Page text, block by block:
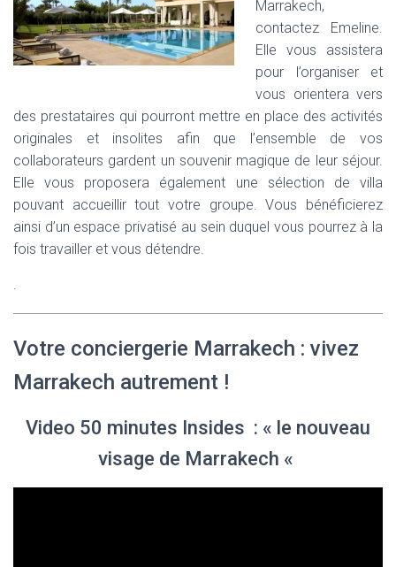
Marrakech,
contactez Emeline.
Elle vous assistera
pour l’organiser et
vous orientera vers
des prestataires qui pourront mettre en place des activités
originales et insolites afin que l’ensemble de vos
collaborateurs gardent un souvenir magique de leur séjour.
Elle vous proposera également une sélection de villa
pouvant accueillir tout votre groupe. Vous bénéficierez
ainsi d’un espace privatisé au sein duquel vous pourrez à la
fois travailler et vous détendre.
.
Votre conciergerie Marrakech : vivez
Marrakech autrement !
Video 50 minutes Insides : « le nouveau
visage de Marrakech «